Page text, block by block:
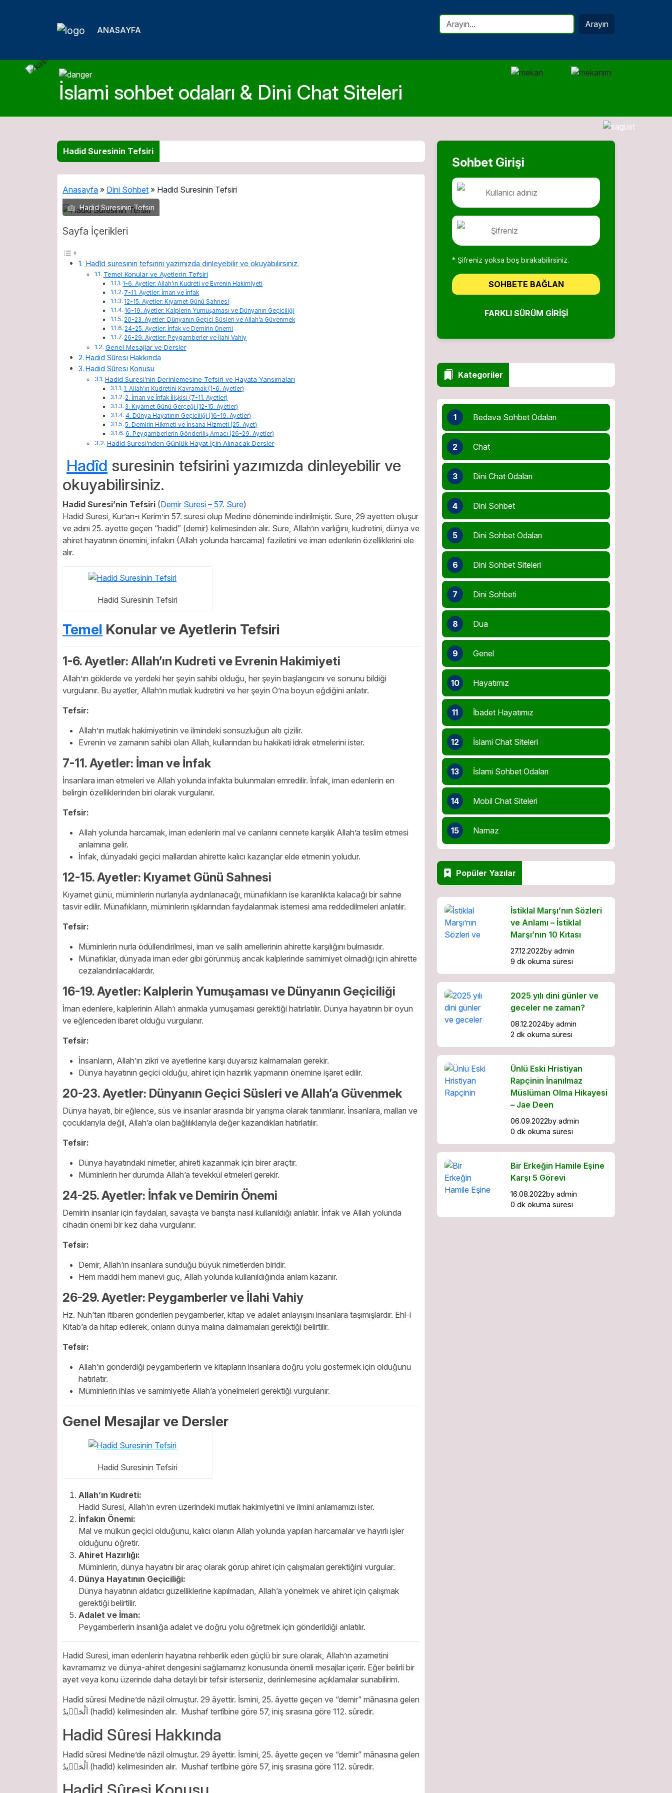
ANASAYFA
Arayın
İslami sohbet odaları & Dini Chat Siteleri
Hadid Suresinin Tefsiri
Anasayfa » Dini Sohbet » Hadid Suresinin Tefsiri
Hadid Suresinin Tefsiri
Sayfa İçerikleri
Hadîd suresinin tefsirini yazımızda dinleyebilir ve okuyabilirsiniz.
Temel Konular ve Ayetlerin Tefsiri
1-6. Ayetler: Allah’ın Kudreti ve Evrenin Hakimiyeti
7-11. Ayetler: İman ve İnfak
12-15. Ayetler: Kıyamet Günü Sahnesi
16-19. Ayetler: Kalplerin Yumuşaması ve Dünyanın Geçiciliği
20-23. Ayetler: Dünyanın Geçici Süsleri ve Allah’a Güvenmek
24-25. Ayetler: İnfak ve Demirin Önemi
26-29. Ayetler: Peygamberler ve İlahi Vahiy
Genel Mesajlar ve Dersler
Hadid Sûresi Hakkında
Hadid Sûresi Konusu
Hadid Suresi’nin Derinlemesine Tefsiri ve Hayata Yansımaları
1. Allah’ın Kudretini Kavramak (1-6. Ayetler)
2. İman ve İnfak İlişkisi (7-11. Ayetler)
3. Kıyamet Günü Gerçeği (12-15. Ayetler)
4. Dünya Hayatının Geçiciliği (16-19. Ayetler)
5. Demirin Hikmeti ve İnsana Hizmeti (25. Ayet)
6. Peygamberlerin Gönderiliş Amacı (26-29. Ayetler)
Hadid Suresi’nden Günlük Hayat İçin Alınacak Dersler
Hadîd suresinin tefsirini yazımızda dinleyebilir ve
okuyabilirsiniz.
Hadid Suresi’nin Tefsiri (Demir Suresi – 57. Sure)
Hadid Suresi, Kur’an-ı Kerim’in 57. suresi olup Medine döneminde indirilmiştir. Sure, 29 ayetten oluşur
ve adını 25. ayette geçen “hadid” (demir) kelimesinden alır. Sure, Allah’ın varlığını, kudretini, dünya ve
ahiret hayatının önemini, infakın (Allah yolunda harcama) faziletini ve iman edenlerin özelliklerini ele
alır.
Hadid Suresinin Tefsiri
Temel Konular ve Ayetlerin Tefsiri
1-6. Ayetler: Allah’ın Kudreti ve Evrenin Hakimiyeti
Allah’ın göklerde ve yerdeki her şeyin sahibi olduğu, her şeyin başlangıcını ve sonunu bildiği
vurgulanır. Bu ayetler, Allah’ın mutlak kudretini ve her şeyin O’na boyun eğdiğini anlatır.
Tefsir:
Allah’ın mutlak hakimiyetinin ve ilmindeki sonsuzluğun altı çizilir.
Evrenin ve zamanın sahibi olan Allah, kullarından bu hakikati idrak etmelerini ister.
7-11. Ayetler: İman ve İnfak
İnsanlara iman etmeleri ve Allah yolunda infakta bulunmaları emredilir. İnfak, iman edenlerin en
belirgin özelliklerinden biri olarak vurgulanır.
Tefsir:
Allah yolunda harcamak, iman edenlerin mal ve canlarını cennete karşılık Allah’a teslim etmesi
anlamına gelir.
İnfak, dünyadaki geçici mallardan ahirette kalıcı kazançlar elde etmenin yoludur.
12-15. Ayetler: Kıyamet Günü Sahnesi
Kıyamet günü, müminlerin nurlarıyla aydınlanacağı, münafıkların ise karanlıkta kalacağı bir sahne
tasvir edilir. Münafıkların, müminlerin ışıklarından faydalanmak istemesi ama reddedilmeleri anlatılır.
Tefsir:
Müminlerin nurla ödüllendirilmesi, iman ve salih amellerinin ahirette karşılığını bulmasıdır.
Münafıklar, dünyada iman eder gibi görünmüş ancak kalplerinde samimiyet olmadığı için ahirette
cezalandırılacaklardır.
16-19. Ayetler: Kalplerin Yumuşaması ve Dünyanın Geçiciliği
İman edenlere, kalplerinin Allah’ı anmakla yumuşaması gerektiği hatırlatılır. Dünya hayatının bir oyun
ve eğlenceden ibaret olduğu vurgulanır.
Tefsir:
İnsanların, Allah’ın zikri ve ayetlerine karşı duyarsız kalmamaları gerekir.
Dünya hayatının geçici olduğu, ahiret için hazırlık yapmanın önemine işaret edilir.
20-23. Ayetler: Dünyanın Geçici Süsleri ve Allah’a Güvenmek
Dünya hayatı, bir eğlence, süs ve insanlar arasında bir yarışma olarak tanımlanır. İnsanlara, malları ve
çocuklarıyla değil, Allah’a olan bağlılıklarıyla değer kazandıkları hatırlatılır.
Tefsir:
Dünya hayatındaki nimetler, ahireti kazanmak için birer araçtır.
Müminlerin her durumda Allah’a tevekkül etmeleri gerekir.
24-25. Ayetler: İnfak ve Demirin Önemi
Demirin insanlar için faydaları, savaşta ve barışta nasıl kullanıldığı anlatılır. İnfak ve Allah yolunda
cihadın önemi bir kez daha vurgulanır.
Tefsir:
Demir, Allah’ın insanlara sunduğu büyük nimetlerden biridir.
Hem maddi hem manevi güç, Allah yolunda kullanıldığında anlam kazanır.
26-29. Ayetler: Peygamberler ve İlahi Vahiy
Hz. Nuh’tan itibaren gönderilen peygamberler, kitap ve adalet anlayışını insanlara taşımışlardır. Ehl-i
Kitab’a da hitap edilerek, onların dünya malına dalmamaları gerektiği belirtilir.
Tefsir:
Allah’ın gönderdiği peygamberlerin ve kitapların insanlara doğru yolu göstermek için olduğunu
hatırlatır.
Müminlerin ihlas ve samimiyetle Allah’a yönelmeleri gerektiği vurgulanır.
Genel Mesajlar ve Dersler
Hadid Suresinin Tefsiri
Allah’ın Kudreti:
Hadid Suresi, Allah’ın evren üzerindeki mutlak hakimiyetini ve ilmini anlamamızı ister.
İnfakın Önemi:
Mal ve mülkün geçici olduğunu, kalıcı olanın Allah yolunda yapılan harcamalar ve hayırlı işler
olduğunu öğretir.
Ahiret Hazırlığı:
Müminlerin, dünya hayatını bir araç olarak görüp ahiret için çalışmaları gerektiğini vurgular.
Dünya Hayatının Geçiciliği:
Dünya hayatının aldatıcı güzelliklerine kapılmadan, Allah’a yönelmek ve ahiret için çalışmak
gerektiği belirtilir.
Adalet ve İman:
Peygamberlerin insanlığa adalet ve doğru yolu öğretmek için gönderildiği anlatılır.
Hadid Suresi, iman edenlerin hayatına rehberlik eden güçlü bir sure olarak, Allah’ın azametini
kavramamız ve dünya-ahiret dengesini sağlamamız konusunda önemli mesajlar içerir. Eğer belirli bir
ayet veya konu üzerinde daha detaylı bir tefsir isterseniz, derinlemesine açıklamalar sunabilirim.
Hadîd sûresi Medine’de nâzil olmuştur. 29 âyettir. İsmini, 25. âyette geçen ve “demir” mânasına gelen
اَلْحَد۪يدُ (hadîd) kelimesinden alır. Mushaf tertîbine göre 57, iniş sırasına göre 112. sûredir.
Hadid Sûresi Hakkında
Hadîd sûresi Medine’de nâzil olmuştur. 29 âyettir. İsmini, 25. âyette geçen ve “demir” mânasına gelen
اَلْحَد۪يدُ (hadîd) kelimesinden alır. Mushaf tertîbine göre 57, iniş sırasına göre 112. sûredir.
Sohbet Girişi
* Şifreniz yoksa boş bırakabilirsiniz.
SOHBETE BAĞLAN
FARKLI SÜRÜM GIRIŞI
Kategoriler
1 Bedava Sohbet Odaları
2 Chat
3 Dini Chat Odaları
4 Dini Sohbet
5 Dini Sohbet Odaları
6 Dini Sohbet Siteleri
7 Dini Sohbeti
8 Dua
9 Genel
10 Hayatımız
11 İbadet Hayatımız
12 İslami Chat Siteleri
13 İslami Sohbet Odaları
14 Mobil Chat Siteleri
15 Namaz
Popüler Yazılar
İstiklal Marşı’nın Sözleri
ve Anlamı – İstiklal
Marşı’nın 10 Kıtası
27.12.2022by admin
9 dk okuma süresi
2025 yılı dini günler ve
geceler ne zaman?
08.12.2024by admin
2 dk okuma süresi
Ünlü Eski Hristiyan
Rapçinin İnanılmaz
Müslüman Olma Hikayesi
– Jae Deen
06.09.2022by admin
0 dk okuma süresi
Bir Erkeğin Hamile Eşine
Karşı 5 Görevi
16.08.2022by admin
0 dk okuma süresi